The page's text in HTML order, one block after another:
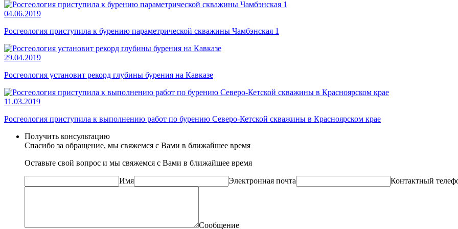
04.06.2019
Росгеология приступила к бурению параметрической скважины Чамбэнская 1
29.04.2019
Росгеология установит рекорд глубины бурения на Кавказе
11.03.2019
Росгеология приступила к выполнению работ по бурению Северо-Кетской скважины в Красноярском крае
Получить консультацию
Спасибо за обращение, мы свяжемся с Вами в ближайшее время
Оставьте свой вопрос и мы свяжемся с Вами в ближайшее время
Имя Электронная почта Контактный
Сообщение